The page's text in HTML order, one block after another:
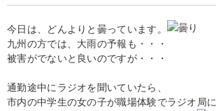
今日は、どんよりと曇っています。
九州の方では、大雨の予報も・・・
被害がでないと良いのですが・・・
通勤途中にラジオを聞いていたら、
市内の中学生の女の子が職場体験でラジオ局に